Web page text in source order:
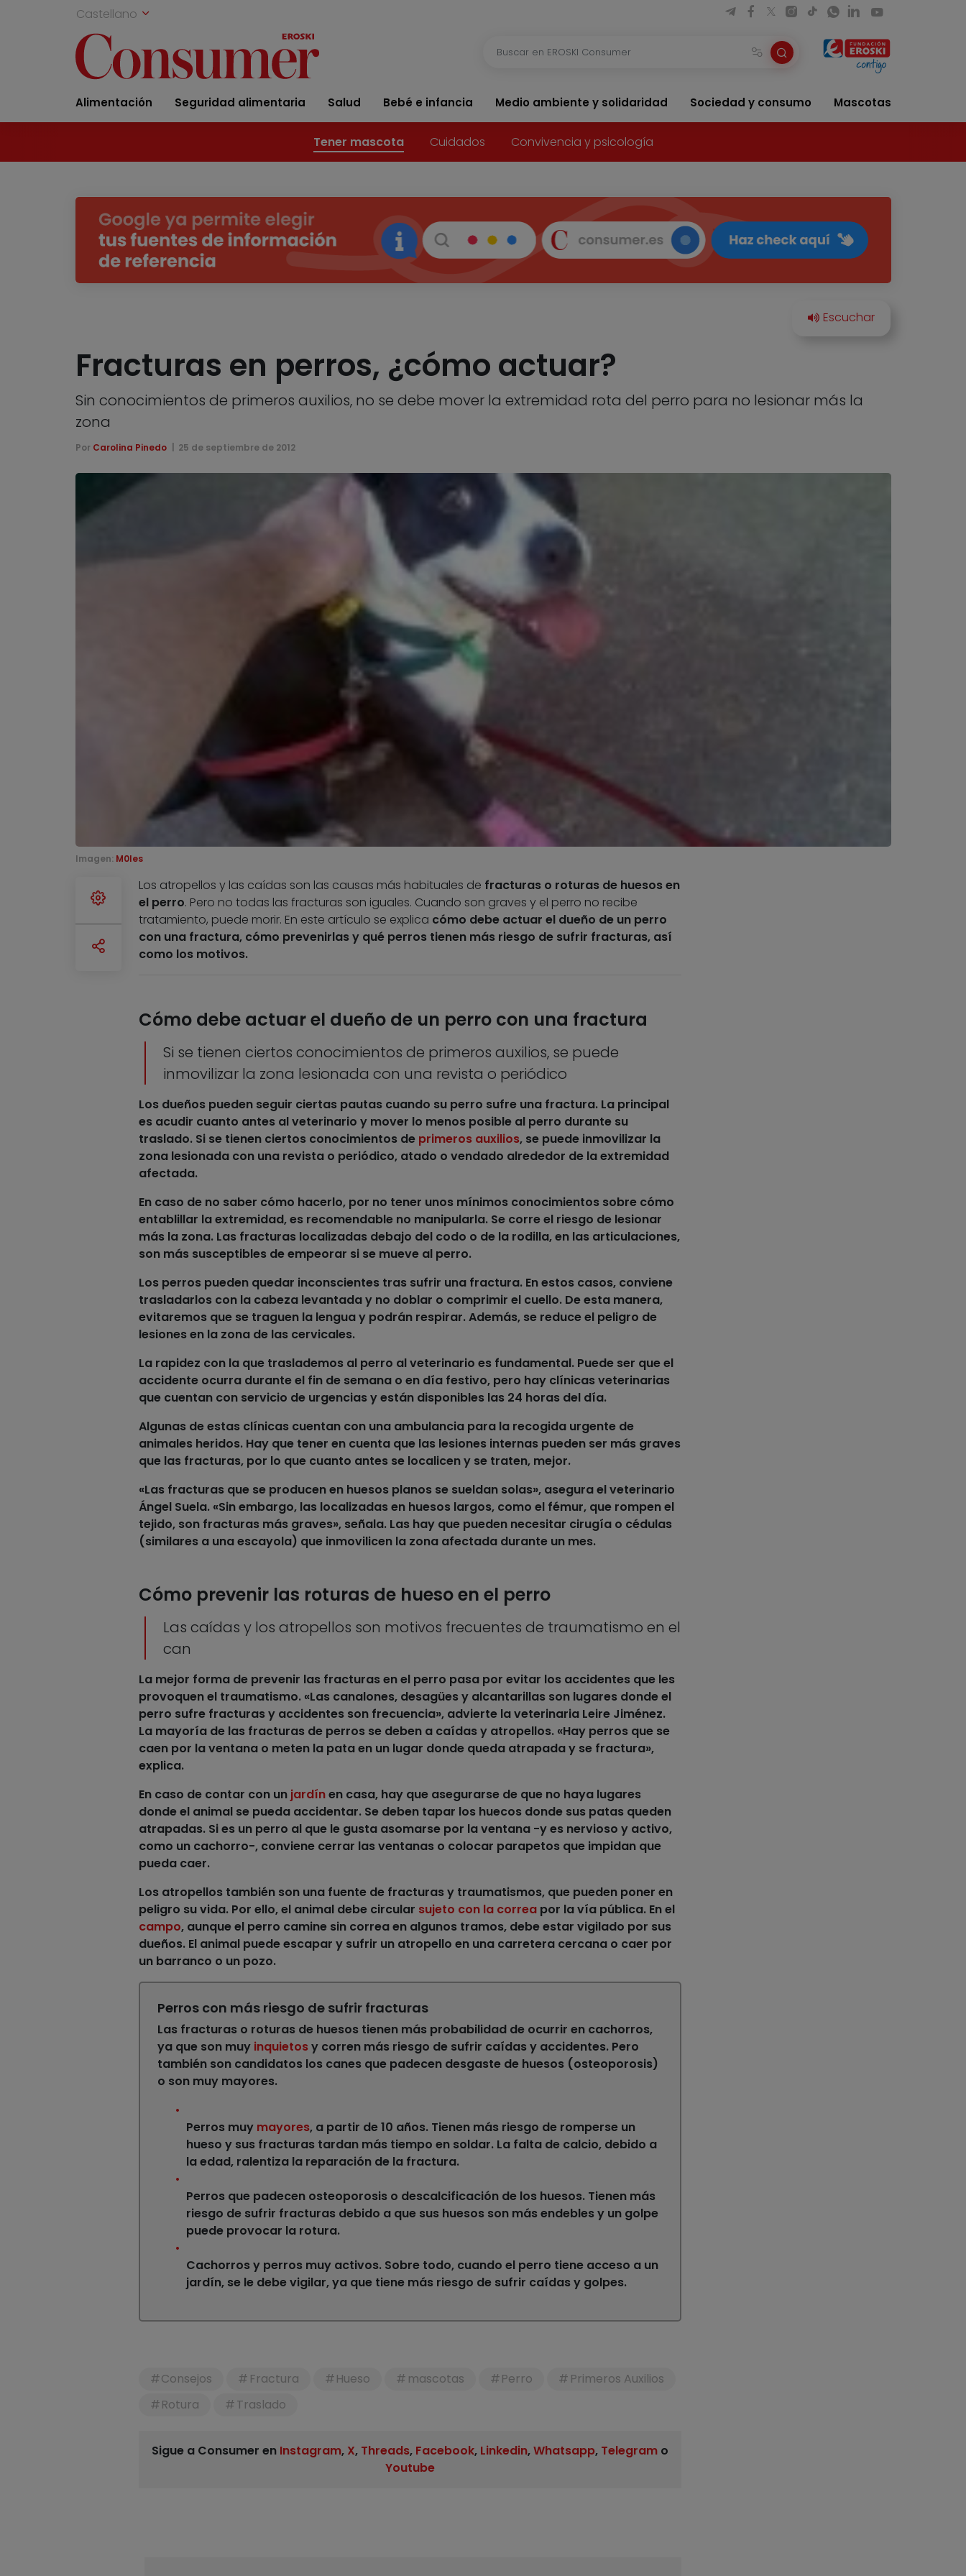
Castellano
Alimentación Seguridad alimentaria Salud Bebé e infancia Medio ambiente y solidaridad Sociedad y consumo Mascotas
Tener mascota Cuidados Convivencia y psicología
Fracturas en perros, ¿cómo actuar?
Sin conocimientos de primeros auxilios, no se debe mover la extremidad rota del perro para no lesionar más la
zona
Por Carolina Pinedo 25 de septiembre de 2012
Imagen: M0les
Los atropellos y las caídas son las causas más habituales de fracturas o roturas de huesos en
el perro. Pero no todas las fracturas son iguales. Cuando son graves y el perro no recibe
tratamiento, puede morir. En este artículo se explica cómo debe actuar el dueño de un perro
con una fractura, cómo prevenirlasy qué perros tienen más riesgo de sufrir fracturas, así
como los motivos.
Cómo debe actuar el dueño de un perro con una fractura
Si se tienen ciertos conocimientos de primeros auxilios, se puede
inmovilizar la zona lesionada con una revista o periódico
Los dueños pueden seguir ciertas pautas cuando su perro sufre una fractura. La principal
es acudir cuanto antes al veterinario y mover lo menos posible al perro durante su
traslado. Si se tienen ciertos conocimientos de primeros auxilios, se puede inmovilizar la
zona lesionada con una revista o periódico, atado o vendado alrededor de la extremidad
afectada.
En caso de no saber cómo hacerlo, por no tener unos mínimos conocimientos sobre cómo
entablillar la extremidad, es recomendable no manipularla. Se corre el riesgo de lesionar
más la zona. Las fracturas localizadas debajo del codo o de la rodilla, en las articulaciones,
son más susceptibles de empeorar si se mueve al perro.
Los perros pueden quedar inconscientes tras sufrir una fractura. En estos casos, conviene
trasladarlos con la cabeza levantada y no doblar o comprimir el cuello. De esta manera,
evitaremos que se traguen la lengua y podrán respirar. Además, se reduce el peligro de
lesiones en la zona de las cervicales.
La rapidez con la que traslademos al perro al veterinario es fundamental. Puede ser que el
accidente ocurra durante el fin de semana o en día festivo, pero hay clínicas veterinarias
que cuentan con servicio de urgencias y están disponibles las 24 horas del día.
Algunas de estas clínicas cuentan con una ambulanciapara la recogida urgente de
animales heridos. Hay que tener en cuenta que las lesiones internas pueden ser más graves
que las fracturas, por lo que cuanto antes se localicen y se traten, mejor.
«Las fracturas que se producen en huesos planos se sueldan solas», asegura el veterinario
Ángel Suela. «Sin embargo, las localizadas en huesos largos, como el fémur, que rompen el
tejido, son fracturas más graves», señala. Las hay que pueden necesitar cirugía o cédulas
(similares a una escayola) que inmovilicen la zona afectada durante un mes.
Cómo prevenir las roturas de hueso en el perro
Las caídas y los atropellos son motivos frecuentes de traumatismo en el
can
La mejor forma de prevenir las fracturasen el perro pasa por evitar los accidentes que les
provoquen el traumatismo. «Las canalones, desagües y alcantarillas son lugares donde el
perro sufre fracturas y accidentes son frecuencia», advierte la veterinaria Leire Jiménez.
La mayoría de las fracturas de perros se deben a caídas y atropellos. «Hay perros que se
caen por la ventana o meten la pata en un lugar donde queda atrapada y se fractura»,
explica.
En caso de contar con un jardínen casa, hay que asegurarse de que no haya lugares
donde el animal se pueda accidentar. Se deben tapar los huecos donde sus patas queden
atrapadas. Si es un perro al que le gusta asomarse por la ventana -y es nervioso y activo,
como un cachorro-, conviene cerrar las ventanas o colocar parapetos que impidan que
pueda caer.
Los atropellos también son una fuente de fracturasy traumatismos, que pueden poner en
peligro su vida. Por ello, el animal debe circular sujeto con la correapor la vía pública. En el
campo, aunque el perro camine sin correa en algunos tramos, debe estar vigilado por sus
dueños. El animal puede escapar y sufrir un atropello en una carretera cercana o caer por
un barranco o un pozo.
Perros con más riesgo de sufrir fracturas
Las fracturas o roturas de huesostienen más probabilidad de ocurrir en cachorros,
ya que son muy inquietosy corren más riesgo de sufrir caídas y accidentes. Pero
también son candidatos los canes que padecen desgaste de huesos (osteoporosis)
o son muy mayores.
Perros muy mayores, a partir de 10 años.Tienen más riesgo de romperse un
hueso y sus fracturas tardan más tiempo en soldar. La falta de calcio, debido a
la edad, ralentiza la reparación de la fractura.
Perros que padecen osteoporosis o descalcificación de los huesos.Tienen más
riesgo de sufrir fracturas debido a que sus huesos son más endebles y un golpe
puede provocar la rotura.
Cachorros y perros muy activos.Sobre todo, cuando el perro tiene acceso a un
jardín, se le debe vigilar, ya que tiene más riesgo de sufrir caídas y golpes.
Consejos Fractura Hueso mascotas Perro
Primeros Auxilios
Rotura
Traslado
Sigue a Consumer en Instagram, X, Threads, Facebook, Linkedin,Whatsapp, Telegramo
Youtube